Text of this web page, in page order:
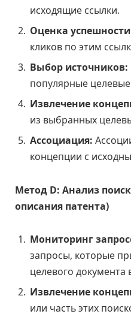
исходящие ссылки.
Оценка
кликов по этим
Выбор источников:
популярные
Извлечение
из выбранных
Ассоциация:
концепции с
Метод D: Анализ
описания патента)
Мониторинг
запросы, которые
целевого документа
Извлечение
или часть этих